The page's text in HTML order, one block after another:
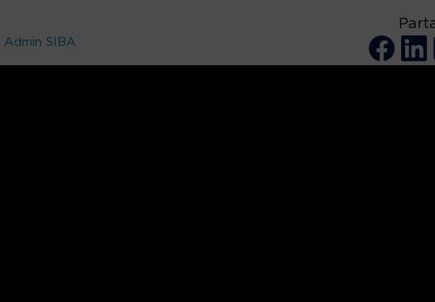
Admin SIBA